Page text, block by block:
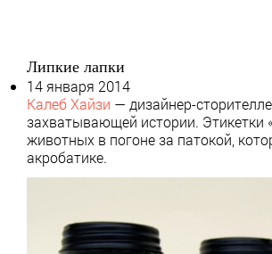
Липкие лапки
14 января 2014
Калеб Хайзи — дизайнер-
захватывающей истории. Этикетки
животных в погоне за патокой,
акробатике.